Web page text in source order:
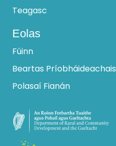
Teagasc
Eolas
Fúinn
Beartas Príobháideachais
Polasaí Fianán